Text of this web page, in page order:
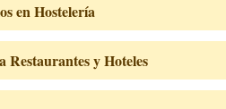
en Hostelería
y Hoteles